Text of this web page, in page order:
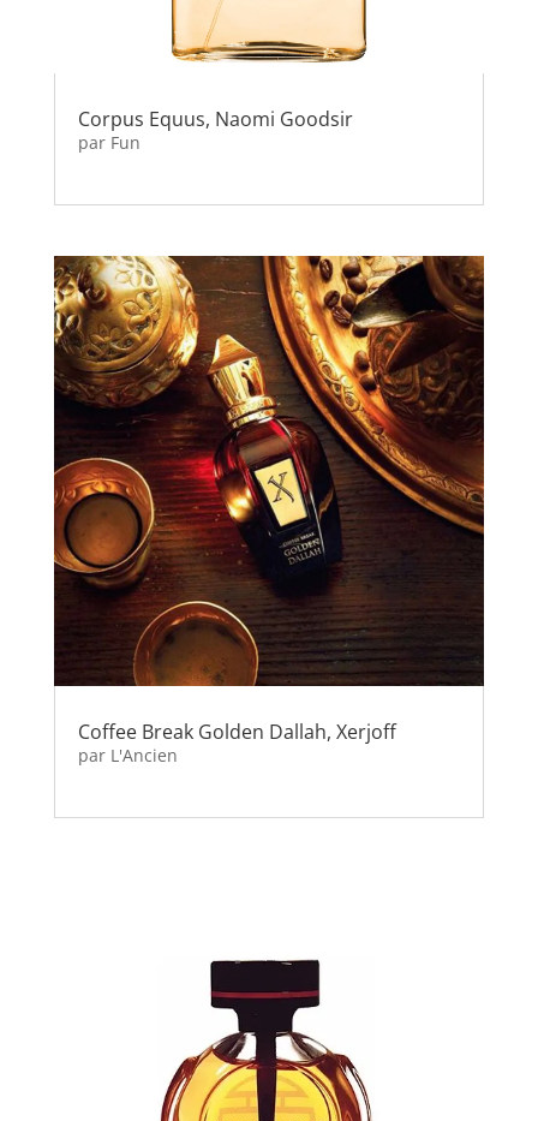
Corpus Equus, Naomi Goodsir
par Fun
Coffee Break Golden Dallah, Xerjoff
par L'Ancien